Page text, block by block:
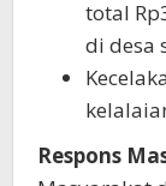
total
di desa
Respons